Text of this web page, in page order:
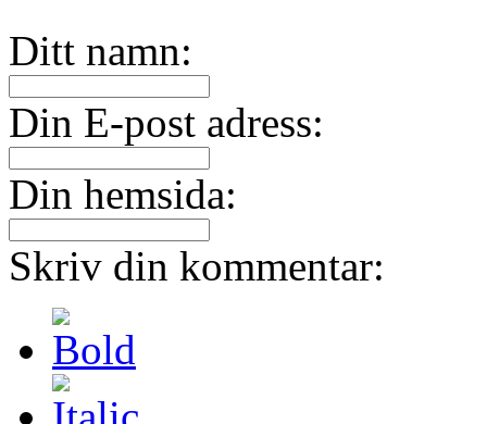
Ditt namn:
Din E-post adress:
Din hemsida:
Skriv din kommentar: